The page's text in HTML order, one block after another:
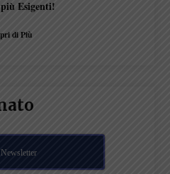
Esigenti!
di Più